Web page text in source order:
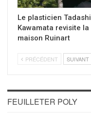
Le plasticien Tadashi
Kawamata revisite la
maison Ruinart
PRÉCÉDENT SUIVANT
FEUILLETER POLY